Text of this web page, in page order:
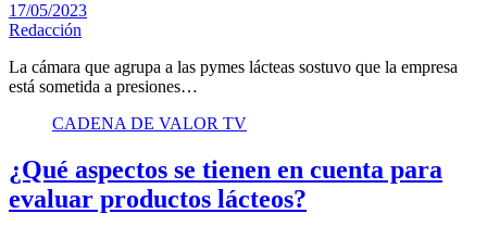
17/05/2023
Redacción
La cámara que agrupa a las pymes lácteas sostuvo que la empresa
está sometida a presiones…
CADENA DE VALOR TV
¿Qué aspectos se tienen en cuenta para
evaluar productos lácteos?